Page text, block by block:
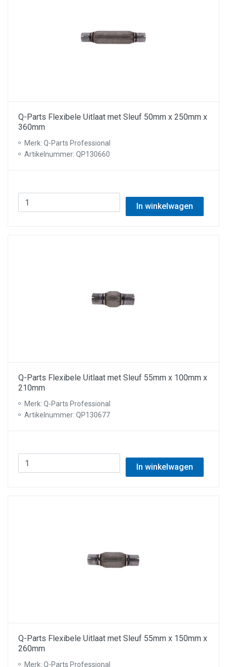
Q-Parts Flexibele Uitlaat met Sleuf 50mm x 250mm x
360mm
Merk: Q-Parts Professional
Artikelnummer: QP130660
In winkelwagen
Q-Parts Flexibele Uitlaat met Sleuf 55mm x 100mm x
210mm
Merk: Q-Parts Professional
Artikelnummer: QP130677
In winkelwagen
Q-Parts Flexibele Uitlaat met Sleuf 55mm x 150mm x
260mm
Merk: Q-Parts Professional